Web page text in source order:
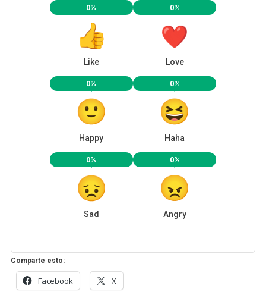
0%
Like
0%
Love
0%
Happy
0%
Haha
0%
Sad
0%
Angry
Comparte esto:
Facebook X